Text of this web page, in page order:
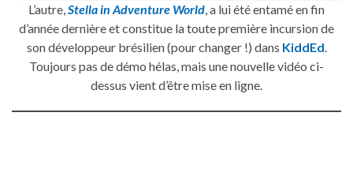
L’autre, Stella in Adventure World , a lui été entamé en fin
d’année dernière et constitue la toute première incursion de
son développeur brésilien (pour changer !) dans KiddEd
Toujours pas de démo hélas, mais une nouvelle vidéo ci-
dessus vient d’être mise en ligne.